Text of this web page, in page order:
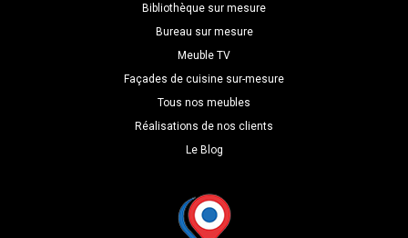
Bibliothèque sur mesure
Bureau sur mesure
Meuble TV
Façades de cuisine sur-mesure
Tous nos meubles
Réalisations de nos clients
Le Blog